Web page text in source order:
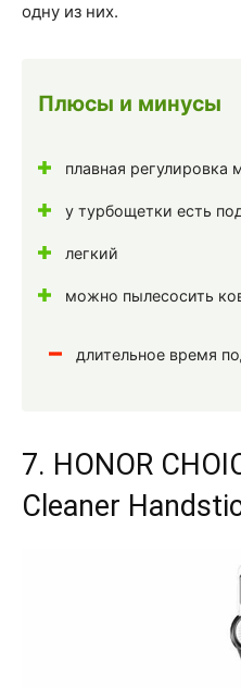
одну из них.
Плюсы и минусы
плавная
у турбощетки есть
легкий
можно пылесосить
длительное время
7. HONOR
Cleaner